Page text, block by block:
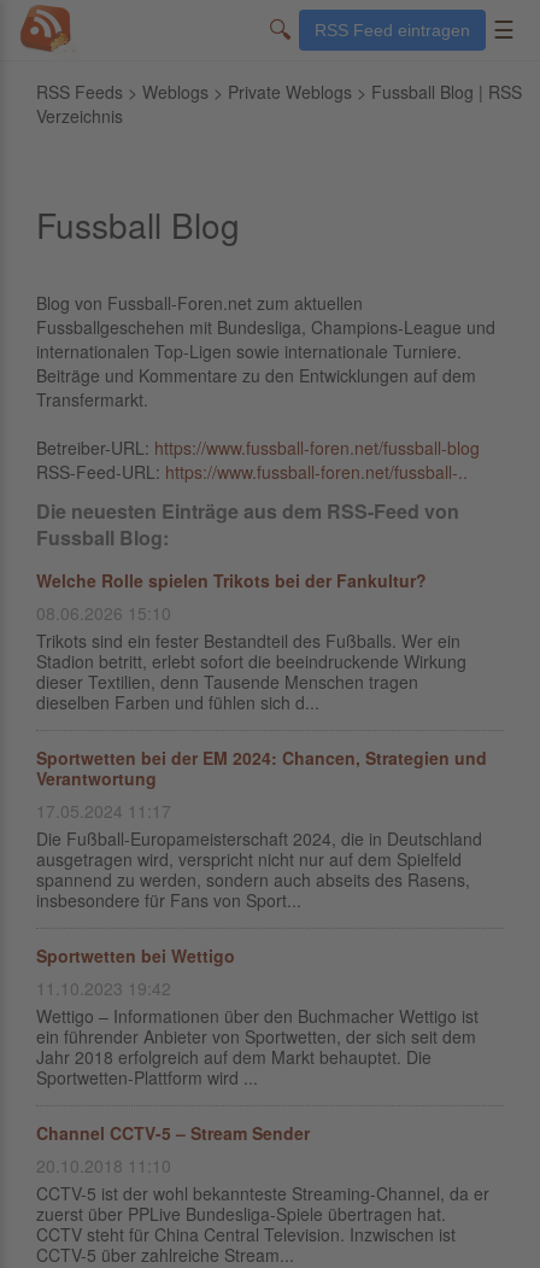
🔍 RSS Feed eintragen ☰
RSS Feeds > Weblogs > Private Weblogs > Fussball Blog | RSS
Verzeichnis
Fussball Blog
Blog von Fussball-Foren.net zum aktuellen
Fussballgeschehen mit Bundesliga, Champions-League und
internationalen Top-Ligen sowie internationale Turniere.
Beiträge und Kommentare zu den Entwicklungen auf dem
Transfermarkt.
Betreiber-URL: https://www.fussball-foren.net/fussball-blog
RSS-Feed-URL: https://www.fussball-foren.net/fussball-..
Die neuesten Einträge aus dem RSS-Feed von
Fussball Blog:
Welche Rolle spielen Trikots bei der Fankultur?
08.06.2026 15:10
Trikots sind ein fester Bestandteil des Fußballs. Wer ein
Stadion betritt, erlebt sofort die beeindruckende Wirkung
dieser Textilien, denn Tausende Menschen tragen
dieselben Farben und fühlen sich d...
Sportwetten bei der EM 2024: Chancen, Strategien und
Verantwortung
17.05.2024 11:17
Die Fußball-Europameisterschaft 2024, die in Deutschland
ausgetragen wird, verspricht nicht nur auf dem Spielfeld
spannend zu werden, sondern auch abseits des Rasens,
insbesondere für Fans von Sport...
Sportwetten bei Wettigo
11.10.2023 19:42
Wettigo – Informationen über den Buchmacher Wettigo ist
ein führender Anbieter von Sportwetten, der sich seit dem
Jahr 2018 erfolgreich auf dem Markt behauptet. Die
Sportwetten-Plattform wird ...
Channel CCTV-5 – Stream Sender
20.10.2018 11:10
CCTV-5 ist der wohl bekannteste Streaming-Channel, da er
zuerst über PPLive Bundesliga-Spiele übertragen hat.
CCTV steht für China Central Television. Inzwischen ist
CCTV-5 über zahlreiche Stream...